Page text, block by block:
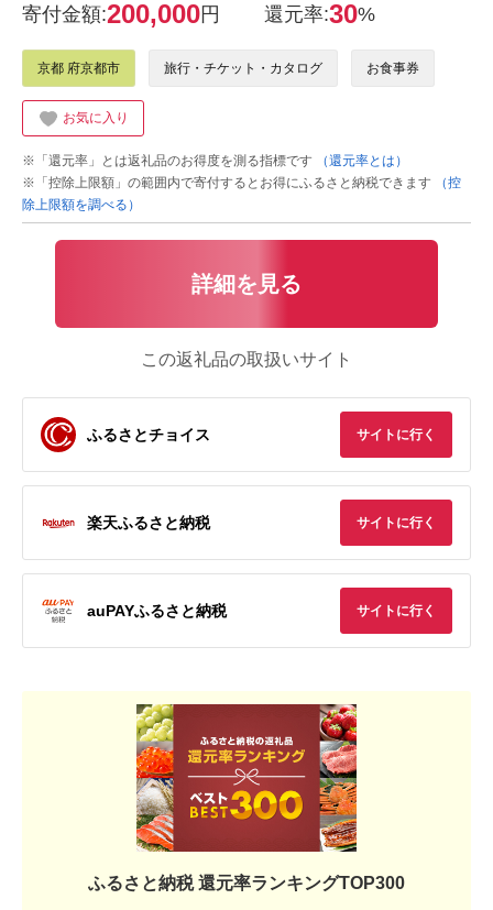
寄付金額:200,000円 還元率:30%
京都 府京都市 旅行・チケット・カタログ お食事券
お気に入り
※「還元率」とは返礼品のお得度を測る指標です
（還元率とは）
※「控除上限額」の範囲内で寄付するとお得にふるさと納税できます
（控
除上限額を調べる）
詳細を見る
この返礼品の取扱いサイト
ふるさとチョイス サイトに行く
楽天ふるさと納税 サイトに行く
auPAYふるさと納税 サイトに行く
ふるさと納税 還元率ランキングTOP300